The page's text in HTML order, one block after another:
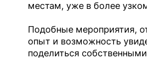
местам, уже в более
Подобные мероприятия,
опыт и возможность
поделиться